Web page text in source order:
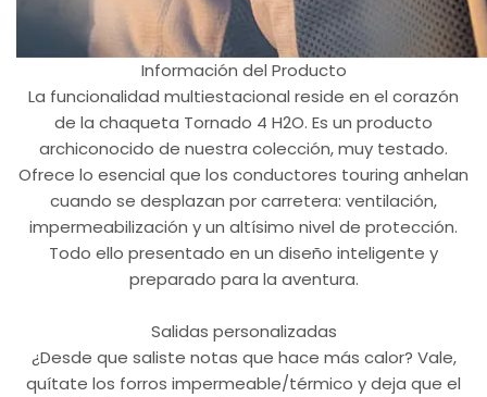
Información del Producto
La funcionalidad multiestacional reside en el corazón
de la chaqueta Tornado 4 H2O. Es un producto
archiconocido de nuestra colección, muy testado.
Ofrece lo esencial que los conductores touring anhelan
cuando se desplazan por carretera: ventilación,
impermeabilización y un altísimo nivel de protección.
Todo ello presentado en un diseño inteligente y
preparado para la aventura.
Salidas personalizadas
¿Desde que saliste notas que hace más calor? Vale,
quítate los forros impermeable/térmico y deja que el